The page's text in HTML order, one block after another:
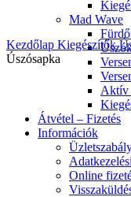
Mad Wave
Aktív
Átvétel – Fizetés
Információk
Online
Kezdőlap Kiegészítők
Úszósapka